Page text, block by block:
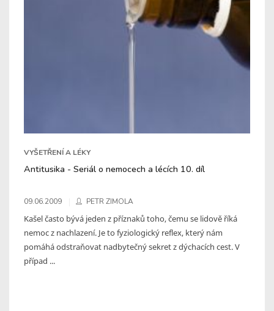
VYŠETŘENÍ A LÉKY
Antitusika - Seriál o nemocech a lécích 10. díl
09.06.2009 PETR ZIMOLA
Kašel často bývá jeden z příznaků toho, čemu se lidově říká
nemoc z nachlazení. Je to fyziologický reflex, který nám
pomáhá odstraňovat nadbytečný sekret z dýchacích cest. V
případ ...